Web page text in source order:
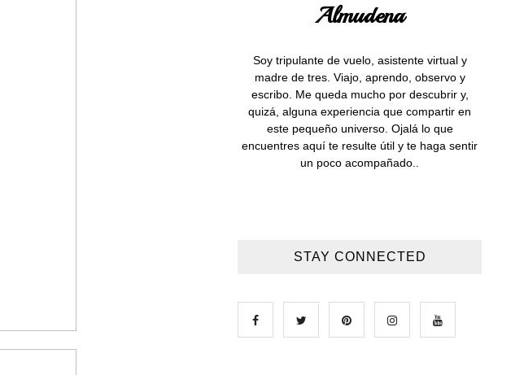
Almudena
Soy tripulante de vuelo, asistente virtual y
madre de tres. Viajo, aprendo, observo y
escribo. Me queda mucho por descubrir y,
quizá, alguna experiencia que compartir en
este pequeño universo. Ojalá lo que
encuentres aquí te resulte útil y te haga sentir
un poco acompañado..
STAY CONNECTED